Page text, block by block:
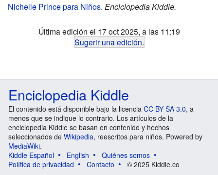
Nichelle Prince para Niños. Enciclopedia Kiddle.
Última edición el 17 oct 2025, a las 11:19
Sugerir una edición.
Enciclopedia Kiddle
El contenido está disponible bajo la licencia CC BY-SA 3.0, a
menos que se indique lo contrario. Los artículos de la
enciclopedia Kiddle se basan en contenido y hechos
seleccionados de Wikipedia, reescritos para niños. Powered by
MediaWiki.
Kiddle Español
English
Quiénes somos
Política de privacidad
Contacto © 2025 Kiddle.co